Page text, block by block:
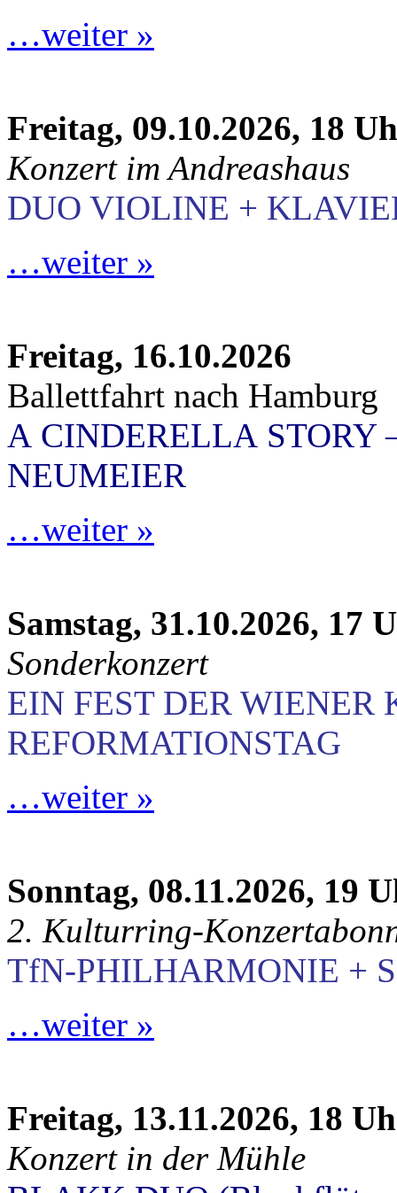
…weiter »
Freitag, 09.10.2026, 18
Konzert im Andreashaus
DUO VIOLINE +
…weiter »
Freitag, 16.10.2026
Ballettfahrt nach Hamburg
A CINDERELLA STORY
NEUMEIER
…weiter »
Samstag, 31.10.2026, 17
Sonderkonzert
EIN FEST DER WIENER
REFORMATIONSTAG
…weiter »
Sonntag, 08.11.2026, 19
2. Kulturring-
TfN-PHILHARMONIE +
…weiter »
Freitag, 13.11.2026, 18
Konzert in der Mühle